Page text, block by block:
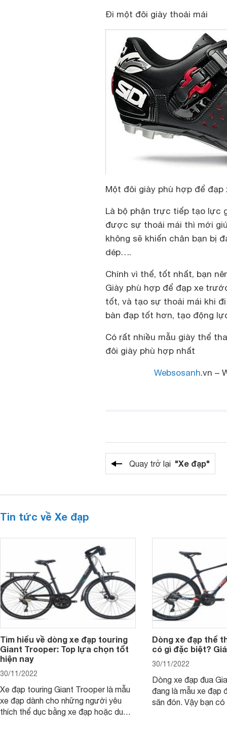
Đi một đôi giày thoải mái
Một đôi giày phù hợp để đạp
Là bộ phận trực tiếp tạo lực
được sự thoải mái thì mới
không sẽ khiến chân bạn bị
dép….
Chính vì thế, tốt nhất, bạn
Giày phù hợp để đạp xe
tốt, và tạo sự thoải mái khi
bàn đạp tốt hơn, tạo động
Có rất nhiều mẫu giày thể
đôi giày phù hợp nhất
Websosanh.vn –
Quay trở lại "Xe đạp"
Tin tức về Xe đạp
Tìm hiểu về dòng xe đạp touring
Giant Trooper: Top lựa chọn tốt
hiện nay
30/11/2022
Xe đạp touring Giant Trooper là mẫu
xe đạp dành cho những người yêu
thích thể dục bằng xe đạp hoặc du
Dòng xe đạp thể
có gì đặc biệt?
30/11/2022
Dòng xe đạp đua
đang là mẫu xe đạp
săn đón. Vậy bạn